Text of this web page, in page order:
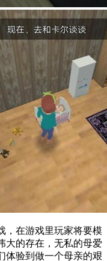
，在游戏里玩家将要模
大的存在，无私的母爱
体验到做一个母亲的艰